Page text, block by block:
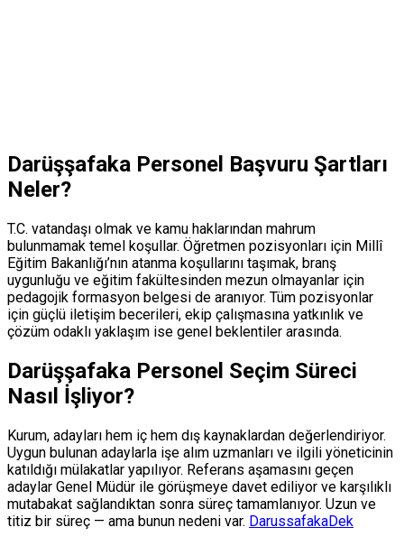
Darüşşafaka Personel Başvuru Şartları
Neler?
T.C. vatandaşı olmak ve kamu haklarından mahrum
bulunmamak temel koşullar. Öğretmen pozisyonları için Millî
Eğitim Bakanlığı’nın atanma koşullarını taşımak, branş
uygunluğu ve eğitim fakültesinden mezun olmayanlar için
pedagojik formasyon belgesi de aranıyor. Tüm pozisyonlar
için güçlü iletişim becerileri, ekip çalışmasına yatkınlık ve
çözüm odaklı yaklaşım ise genel beklentiler arasında.
Darüşşafaka Personel Seçim Süreci
Nasıl İşliyor?
Kurum, adayları hem iç hem dış kaynaklardan değerlendiriyor.
Uygun bulunan adaylarla işe alım uzmanları ve ilgili yöneticinin
katıldığı mülakatlar yapılıyor. Referans aşamasını geçen
adaylar Genel Müdür ile görüşmeye davet ediliyor ve karşılıklı
mutabakat sağlandıktan sonra süreç tamamlanıyor. Uzun ve
titiz bir süreç — ama bunun nedeni var. DarussafakaDek